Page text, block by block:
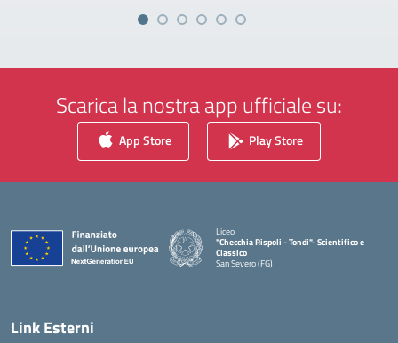
Scarica la nostra app ufficiale su:
App Store Play Store
Liceo
"Checchia Rispoli - Tondi"- Scientifico e
Classico
San Severo (FG)
Link Esterni